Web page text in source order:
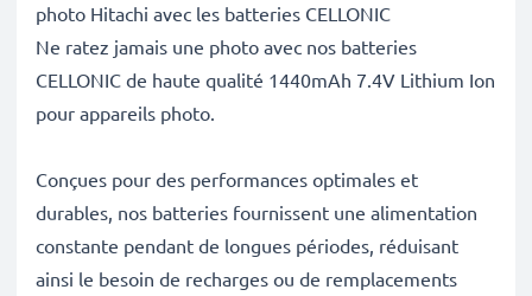
photo Hitachi avec les batteries CELLONIC
Ne ratez jamais une photo avec nos batteries
CELLONIC de haute qualité 1440mAh 7.4V Lithium Ion
pour appareils photo.
Conçues pour des performances optimales et
durables, nos batteries fournissent une alimentation
constante pendant de longues périodes, réduisant
ainsi le besoin de recharges ou de remplacements